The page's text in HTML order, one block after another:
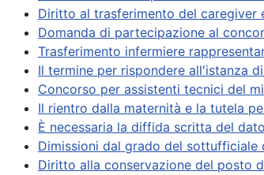
Diritto al trasferimento del caregiver
Domanda di partecipazione al
Trasferimento infermiere
Il termine per rispondere all'istanza
Concorso per assistenti tecnici del
Il rientro dalla maternità e la tutela
È necessaria la diffida scritta del
Dimissioni dal grado del
Diritto alla conservazione del posto